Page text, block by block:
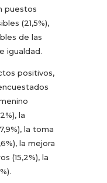
puestos
(21,5%),
de las
igualdad.
positivos,
la
la toma
la mejora
(15,2%), la